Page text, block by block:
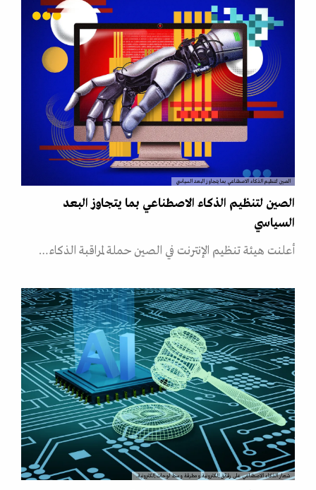
الصين لتنظيم الذكاء الاصطناعي بما يتجاوز البعد السياسي
الصين لتنظيم الذكاء الاصطناعي بما يتجاوز البعد
السياسي
أعلنت هيئة تنظيم الإنترنت في الصين حملة لمراقبة الذكاء…
شعار الذكاء الاصطناعي على رقائق إلكترونية ومطرقة وسط لوحات إلكترونية.